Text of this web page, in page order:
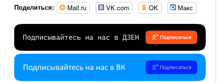
Поделиться: Mail.ru VK.com OK Макс